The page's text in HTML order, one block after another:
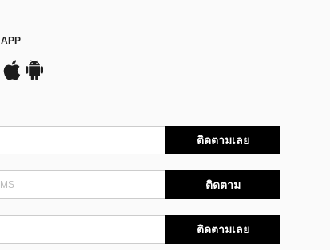
APP
ติดตามเลย
ติดตาม
ติดตามเลย